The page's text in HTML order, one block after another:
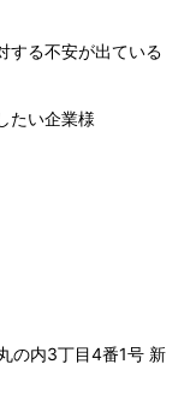
する不安が出ている
たい企業様
の内3丁目4番1号 新